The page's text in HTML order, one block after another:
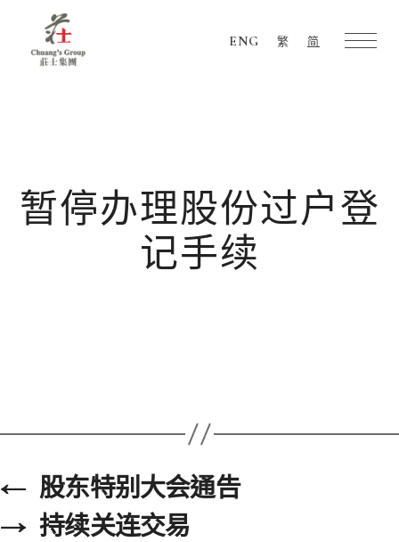
ENG 繁 简
暂停办理股份过户登
记手续
← 股东特别大会通告
→ 持续关连交易